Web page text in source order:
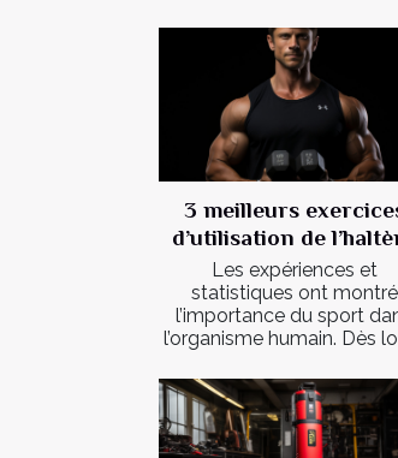
3 meilleurs
d’utilisation de
Les expériences et
statistiques ont montré
l’importance du sport
l’organisme humain. Dès